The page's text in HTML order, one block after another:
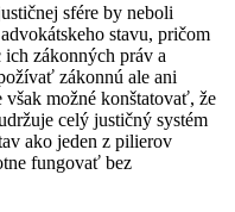
sfére by neboli
stavu, pričom
zákonných práv a
zákonnú ale ani
však možné konštatovať, že
celý justičný systém
ako jeden z pilierov
fungovať bez